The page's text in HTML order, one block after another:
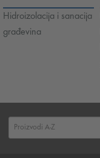
Hidroizolacija i sanacija
građevina